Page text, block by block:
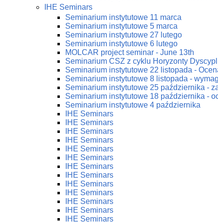
IHE Seminars
Seminarium instytutowe 11 marca
Seminarium instytutowe 5 marca
Seminarium instytutowe 27 lutego
Seminarium instytutowe 6 lutego
MOLCAR project seminar - June 13th
Seminarium CSZ z cyklu Horyzonty
Seminarium instytutowe 22 listopada -
Seminarium instytutowe 8 listopada -
Seminarium instytutowe 25 października -
Seminarium instytutowe 18 października -
Seminarium instytutowe 4 października
IHE Seminars
IHE Seminars
IHE Seminars
IHE Seminars
IHE Seminars
IHE Seminars
IHE Seminars
IHE Seminars
IHE Seminars
IHE Seminars
IHE Seminars
IHE Seminars
IHE Seminars